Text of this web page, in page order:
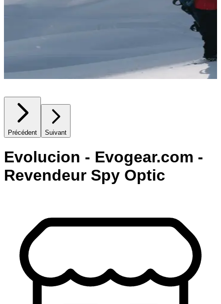
Précédent Suivant
Evolucion - Evogear.com -
Revendeur Spy Optic